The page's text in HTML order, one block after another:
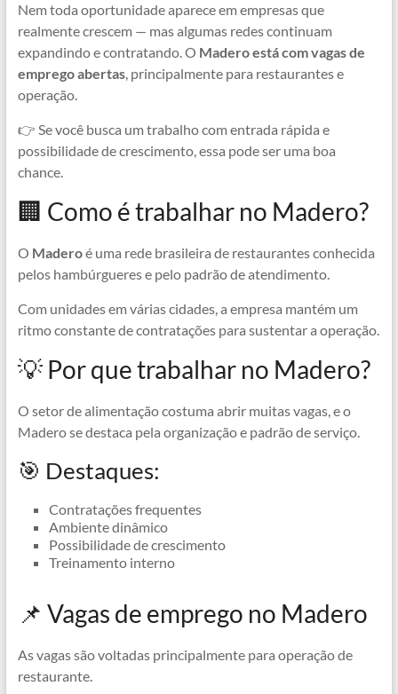
e
b
o
o
t
s
A
p
e
g
r
s
e
n
e
r
e
a
d
y
L
i
Nem toda oportunidade aparece em empresas que
realmente crescem — mas algumas redes continuam
expandindo e contratando. O Madero está com vagas de
emprego abertas, principalmente para restaurantes e
operação.
👉 Se você busca um trabalho com entrada rápida e
possibilidade de crescimento, essa pode ser uma boa
chance.
🏢 Como é trabalhar no Madero?
O Maderoé uma rede brasileira de restaurantes conhecida
pelos hambúrgueres e pelo padrão de atendimento.
Com unidades em várias cidades, a empresa mantém um
ritmo constante de contratações para sustentar a operação.
💡 Por que trabalhar no Madero?
O setor de alimentação costuma abrir muitas vagas, e o
Madero se destaca pela organização e padrão de serviço.
🎯 Destaques:
Contratações frequentes
Ambiente dinâmico
Possibilidade de crescimento
Treinamento interno
📌 Vagas de emprego no Madero
As vagas são voltadas principalmente para operação de
restaurante.